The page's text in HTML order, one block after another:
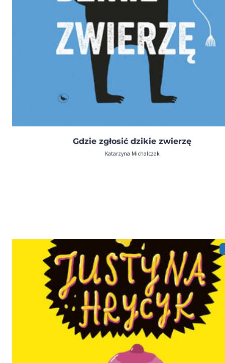
Gdzie zgłosić dzikie zwierzę
Katarzyna Michalczak